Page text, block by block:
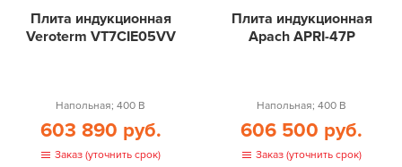
Плита индукционная
Veroterm VT7CIE05VV
Напольная; 400 В
603 890 руб.
Заказ (уточнить срок)
Плита индукционная
Apach APRI-47P
Напольная; 400 В
606 500 руб.
Заказ (уточнить срок)